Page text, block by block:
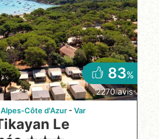
83%
2270 avis
Côte d'Azur Var